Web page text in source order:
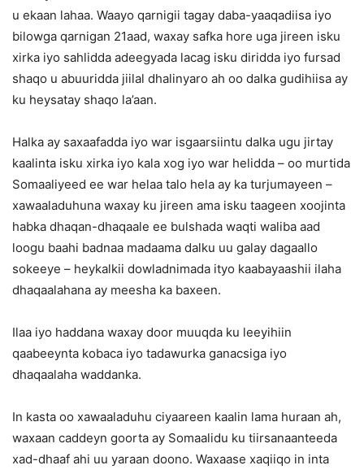
u ekaan lahaa. Waayo qarnigii tagay daba-yaaqadiisa iyo
bilowga qarnigan 21aad, waxay safka hore uga jireen isku
xirka iyo sahlidda adeegyada lacag isku diridda iyo fursad
shaqo u abuuridda jiilal dhalinyaro ah oo dalka gudihiisa ay
ku heysatay shaqo la’aan.
Halka ay saxaafadda iyo war isgaarsiintu dalka ugu jirtay
kaalinta isku xirka iyo kala xog iyo war helidda – oo murtida
Somaaliyeed ee war helaa talo hela ay ka turjumayeen –
xawaaladuhuna waxay ku jireen ama isku taageen xoojinta
habka dhaqan-dhaqaale ee bulshada waqti waliba aad
loogu baahi badnaa madaama dalku uu galay dagaallo
sokeeye – heykalkii dowladnimada ityo kaabayaashii ilaha
dhaqaalahana ay meesha ka baxeen.
Ilaa iyo haddana waxay door muuqda ku leeyihiin
qaabeeynta kobaca iyo tadawurka ganacsiga iyo
dhaqaalaha waddanka.
In kasta oo xawaaladuhu ciyaareen kaalin lama huraan ah,
waxaan caddeyn goorta ay Somaalidu ku tiirsanaanteeda
xad-dhaaf ahi uu yaraan doono. Waxaase xaqiiqo in inta